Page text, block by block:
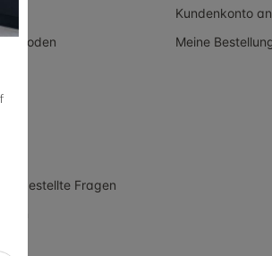
gestellte Fragen
Kundenkonto
Meine